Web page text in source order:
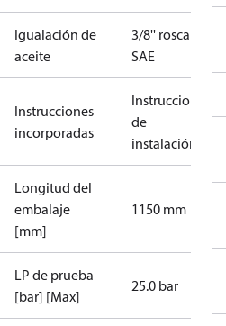
Igualación de
aceite
3/8'' roscar
SAE
Instrucciones
incorporadas
Instrucciones
de
instalación
Longitud del
embalaje
[mm]
1150 mm
LP de prueba
[bar] [Max]
25.0 bar